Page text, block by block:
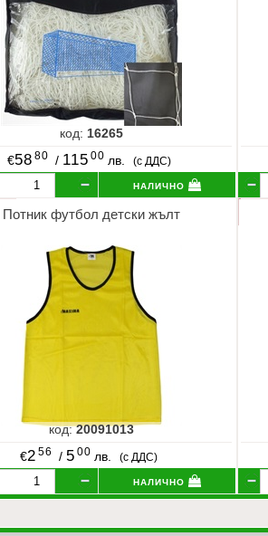
код: 16265
€58 80 / 115 00 лв. (с ДДС)
налично
Потник футбол детски жълт
код:20091013
€2 56 / 5 00 лв. (с ДДС)
налично